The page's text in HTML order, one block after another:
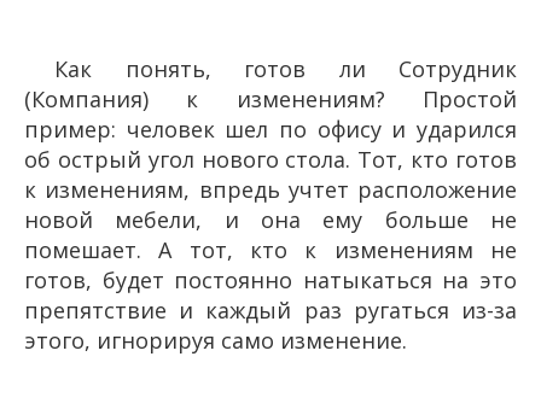
Как понять, готов ли Сотрудник
(Компания) к изменениям? Простой
пример: человек шел по офису и ударился
об острый угол нового стола. Тот, кто готов
к изменениям, впредь учтет расположение
новой мебели, и она ему больше не
помешает. А тот, кто к изменениям не
готов, будет постоянно натыкаться на это
препятствие и каждый раз ругаться из-за
этого, игнорируя само изменение.